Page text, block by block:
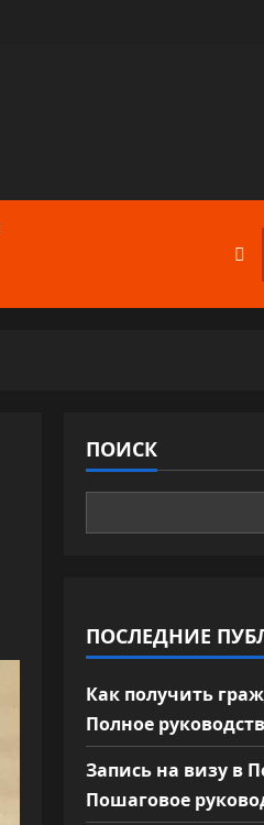
ПОИСК
ПОСЛЕДНИЕ
Как получить
Полное
Запись на визу в
Пошаговое